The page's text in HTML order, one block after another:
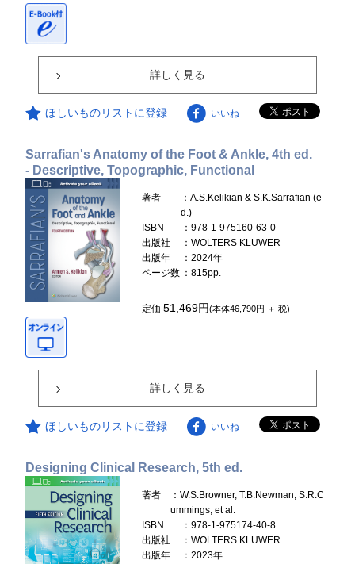
詳しく見る
ほしいものリストに登録 いいね
Sarrafian's Anatomy of the Foot & Ankle, 4th ed.
- Descriptive, Topographic, Functional
著者
：A.S.Kelikian & S.K.Sarrafian (e
d.)
ISBN
：978-1-975160-63-0
出版社
：WOLTERS KLUWER
出版年
：2024年
ページ数 ：815pp.
定価51,469円(本体46,790円 ＋ 税)
詳しく見る
ほしいものリストに登録 いいね
Designing Clinical Research, 5th ed.
著者
：W.S.Browner, T.B.Newman, S.R.C
ummings, et al.
ISBN
：978-1-975174-40-8
出版社
：WOLTERS KLUWER
出版年
：2023年